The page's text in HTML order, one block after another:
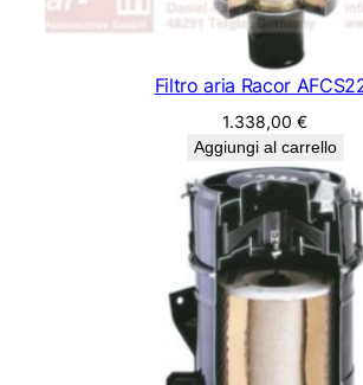
Filtro aria Racor
1.338,00 €
Aggiungi al carrello